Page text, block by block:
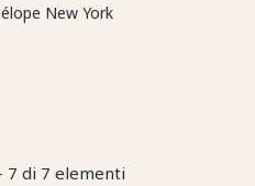
New York
7 di 7 elementi